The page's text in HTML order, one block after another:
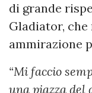
di grande
Gladiator, che
ammirazione
“Mi faccio
una piazza del